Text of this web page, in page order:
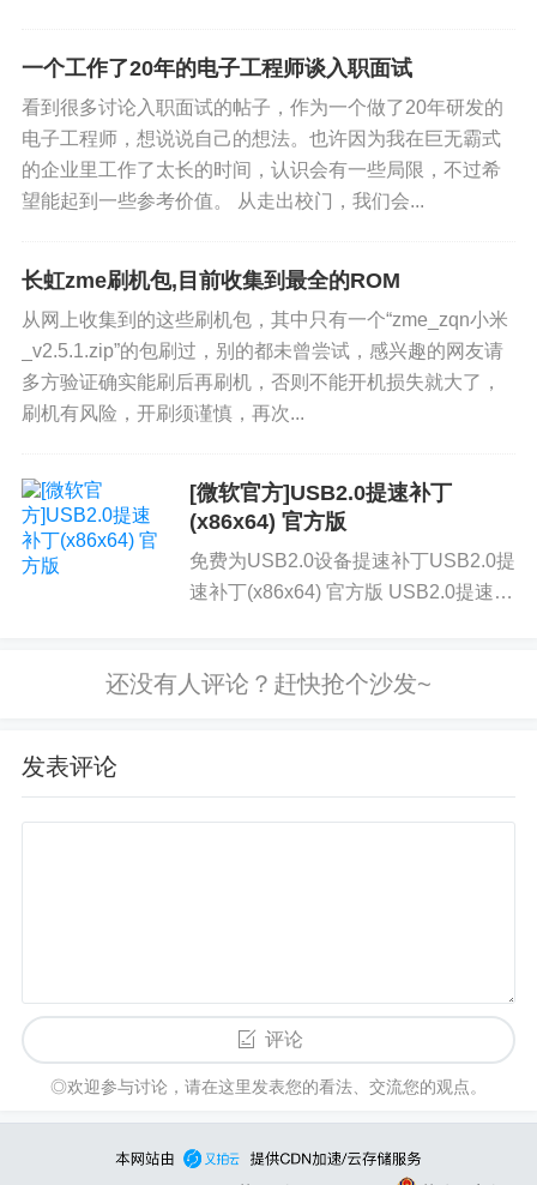
一个工作了20年的电子工程师谈入职面试
看到很多讨论入职面试的帖子，作为一个做了20年研发的
电子工程师，想说说自己的想法。也许因为我在巨无霸式
的企业里工作了太长的时间，认识会有一些局限，不过希
望能起到一些参考价值。 从走出校门，我们会...
长虹zme刷机包,目前收集到最全的ROM
从网上收集到的这些刷机包，其中只有一个“zme_zqn小米
_v2.5.1.zip”的包刷过，别的都未曾尝试，感兴趣的网友请
多方验证确实能刷后再刷机，否则不能开机损失就大了，
刷机有风险，开刷须谨慎，再次...
[微软官方]USB2.0提速补丁
(x86x64) 官方版
免费为USB2.0设备提速补丁USB2.0提
速补丁(x86x64) 官方版 USB2.0提速补
可以自己来手动下载安装。...
发表评论
评论
◎欢迎参与讨论，请在这里发表您的看法、交流您的观点。